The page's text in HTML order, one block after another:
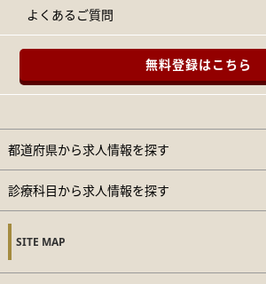
よくあるご質問
無料登録はこちら
都道府県から求人情報を探す
診療科目から求人情報を探す
SITE MAP